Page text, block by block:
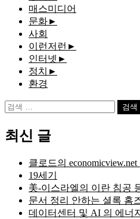
매스미디어
문화►
사회
이런저런 ►
인터넷 ►
정치 ►
환경
검
최신 글
클로드의
19세기
美-이스라엘의 이란 침공
문서 정리 안하는 셜록 홈
데이터센터 및 AI 의 에너